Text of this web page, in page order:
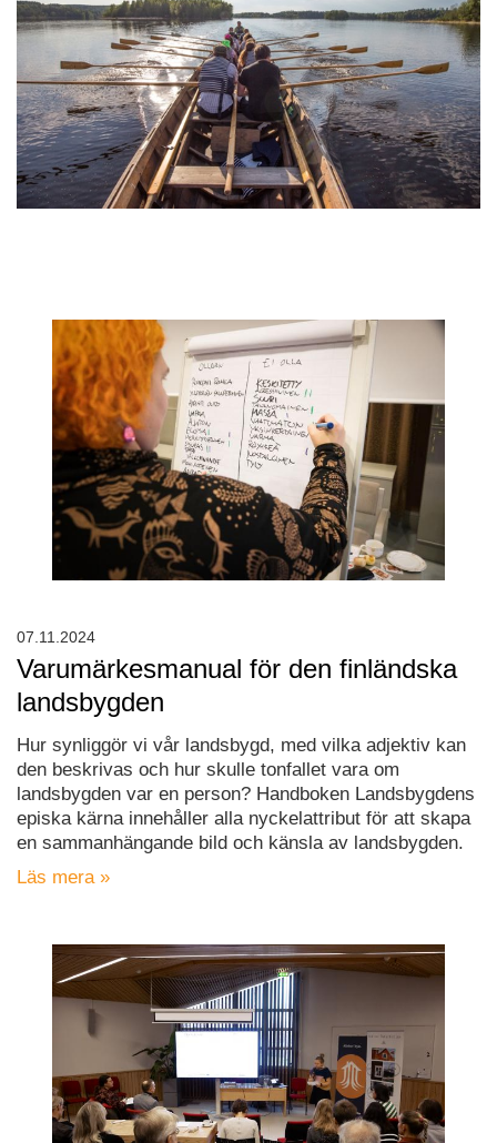
Varumärkesmanual för den finländska
landsbygden
Hur synliggör vi vår landsbygd, med vilka adjektiv kan
den beskrivas och hur skulle tonfallet vara om
landsbygden var en person? Handboken Landsbygdens
episka kärna innehåller alla nyckelattribut för att skapa
en sammanhängande bild och känsla av landsbygden.
Läs mera »
07.11.2024